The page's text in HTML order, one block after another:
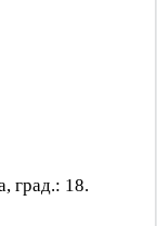
град.: 18.